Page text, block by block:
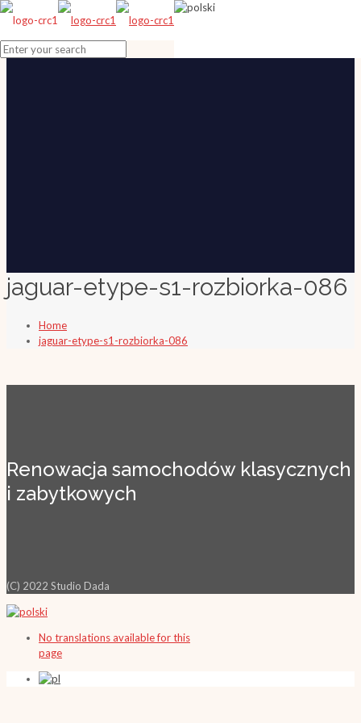
jaguar-etype-s1-rozbiorka-086
Home
jaguar-etype-s1-rozbiorka-086
Renowacja samochodów klasycznych
i zabytkowych
(C) 2022 Studio Dada
No translations available for this
page